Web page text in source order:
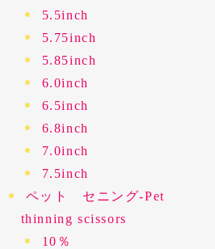
5.5inch
5.75inch
5.85inch
6.0inch
6.5inch
6.8inch
7.0inch
7.5inch
ペット セニング-Pet
thinning scissors
10％